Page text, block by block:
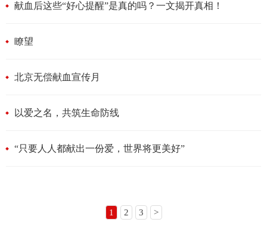
献血后这些“好心提醒”是真的吗？一文揭开真相！
瞭望
北京无偿献血宣传月
以爱之名，共筑生命防线
“只要人人都献出一份爱，世界将更美好”
1 2 3 >